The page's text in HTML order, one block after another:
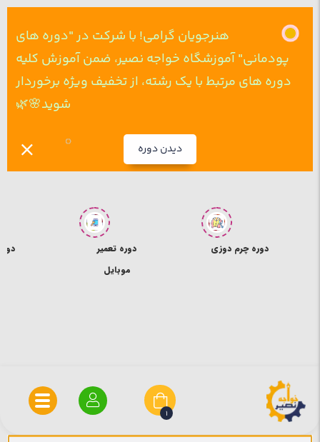
هنرجویان گرامی! با شرکت در "دوره های
پودمانی" آموزشگاه خواجه نصیر، ضمن آموزش کلیه
دوره های مرتبط با یک رشته، از تخفیف ویژه برخوردار
شوید🌸🌿
دیدن دوره
دوره تعمیر
دوره ICDL
1